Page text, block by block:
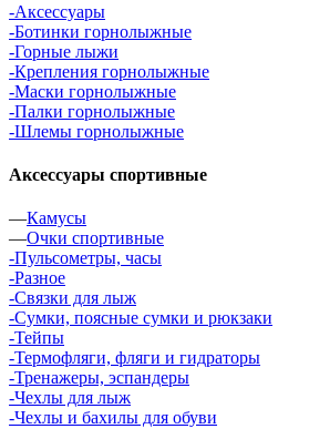
-Аксессуары
-Ботинки горнолыжные
-Горные лыжи
-Крепления горнолыжные
-Маски горнолыжные
-Палки горнолыжные
-Шлемы горнолыжные
Аксессуары спортивные
—Камусы
—Очки спортивные
-Пульсометры, часы
-Разное
-Связки для лыж
-Сумки, поясные сумки и рюкзаки
-Тейпы
-Термофляги, фляги и гидраторы
-Тренажеры, эспандеры
-Чехлы для лыж
-Чехлы и бахилы для обуви